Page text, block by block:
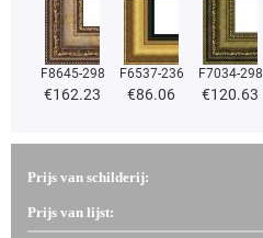
F8645-298
€162.23
F6537-236
€86.06
F7034-298
€120.63
Prijs van schilderij:
Prijs van lijst: